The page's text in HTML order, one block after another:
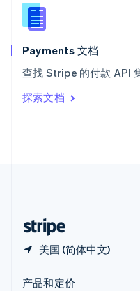
Payments 文档
查找 Stripe 的付款 API
探索文档
美国 (简体中文)
新西兰
English
匈牙利
English
ItalianoEnglish
印度
English
产品和定价